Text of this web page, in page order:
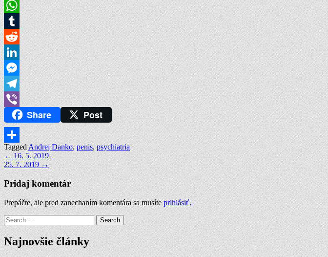
Twitter
WhatsApp
Tumblr
Reddit
LinkedIn
Messenger
Telegram
Viber
Share Post
Share
TaggedAndrej Danko,penis,psychiatria
Navigácia
v
článku
← 16. 5. 2019
25. 7. 2019 →
Pridaj komentár
Prepáčte, ale pred zanechaním komentára sa musíteprihlásiť.
Search
for:
Najnovšie články